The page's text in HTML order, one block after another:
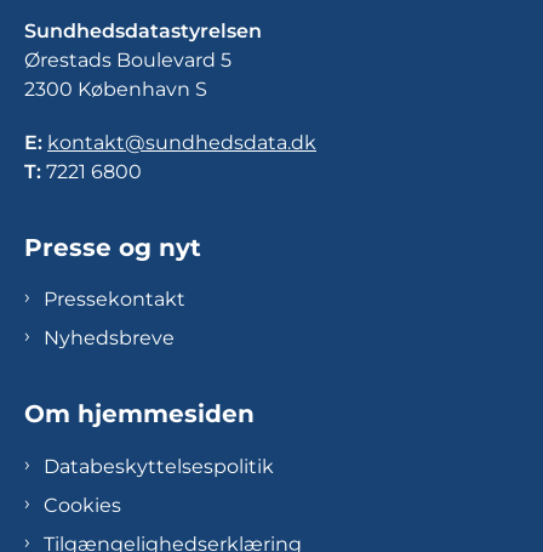
Sundhedsdatastyrelsen
Ørestads Boulevard 5
2300 København S
E: kontakt@sundhedsdata.dk
T: 7221 6800
Presse og nyt
Pressekontakt
Nyhedsbreve
Om hjemmesiden
Databeskyttelsespolitik
Cookies
Tilgængelighedserklæring